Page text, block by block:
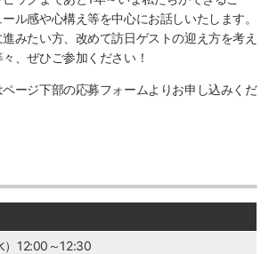
ル感や心構え等を中心にお話しいたします。
みたい方、改めて訪日ゲストの迎え方を考え
、ぜひご参加ください！
ージ下部の応募フォームよりお申し込みくだ
）12:00～12:30